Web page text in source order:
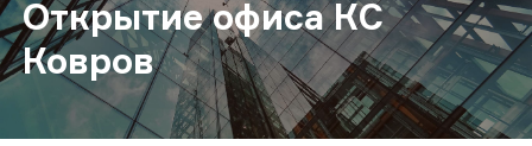
Открытие офиса КС
Ковров